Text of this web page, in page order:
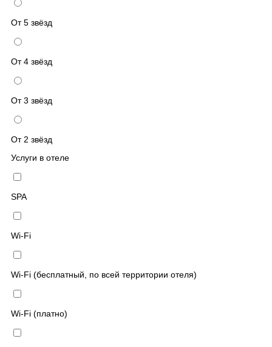
От 5 звёзд
От 4 звёзд
От 3 звёзд
От 2 звёзд
Услуги в отеле
SPA
Wi-Fi
Wi-Fi (бесплатный, по всей территории отеля)
Wi-Fi (платно)